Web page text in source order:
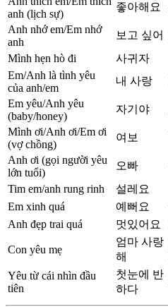
anh (lịch sự)
좋아해요
Anh nhớ em/Em nhớ
anh
보고 싶어
Mình hẹn hò đi
사귀자
Em/Anh là tình yêu
của anh/em
내 사랑
Em yêu/Anh yêu
(baby/honey)
자기야
Mình ơi/Anh ơi/Em ơi
(vợ chồng)
여보
Anh ơi (gọi người yêu
lớn tuổi)
오빠
Tim em/anh rung rinh
설레요
Em xinh quá
예뻐요
Anh đẹp trai quá
멋있어요
Con yêu mẹ
엄마 사랑
해
Yêu từ cái nhìn đầu
tiên
첫눈에 반
하다